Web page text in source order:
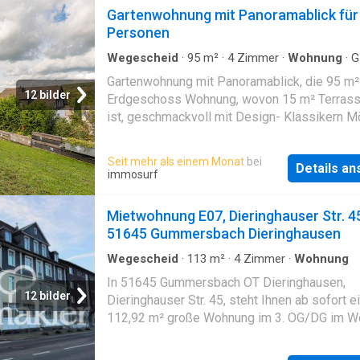
Features: modern kitchen, air conditioning,
dining table for up to 8 people, Wi-Fi, washing
machine
inklusive. Waschmaschine und Trockner im
12 bilder
Gartenwohnung mit Panoramablick für
Personen
Wegescheid · 95 m² · 4Zimmer · Wohnung ·
Gartenwohnung mit Panoramablick, die 95
Erdgeschoss Wohnung, wovon 15 m²
ist, geschmackvoll mit Design- Klassikern
sie den Sonnenuntergang bei einem Glas
genießen. Die Wohnung verfügt auch über
moderne Küche, Kelleraum und 2 Terassen.
zur Alleinnutzung vorgesehen. Wlan,
Waschmaschine, Trockner, Parkplatz usw.
Waschmaschine und Trockner im Keller
Seit mehr als einem Monat bei
immosurf
Details
12 bilder
Mietwohnung E07, Dieringhauser Str.
51645 Gummersbach Dieringhausen
Wegescheid · 113 m² · 4Zimmer · Wohnung
In 51645 Gummersbach OT Dieringhausen,
Dieringhauser Str. 45, steht Ihnen ab sofort
112,92 m² große Wohnung im 3. OG/DG im
Renovierung zur Anmietung zur